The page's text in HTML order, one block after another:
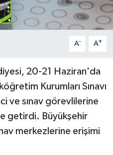
A- A+
20-21 Haziran'da
Kurumları Sınavı
ve sınav görevlilerine
getirdi. Büyükşehir
merkezlerine erişimi